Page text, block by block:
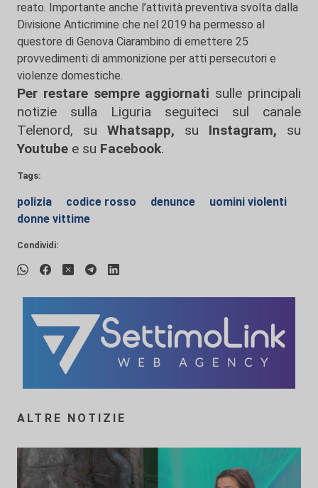
reato. Importante anche l’attività preventiva svolta dalla
Divisione Anticrimine che nel 2019 ha permesso al
questore di Genova Ciarambino di emettere 25
provvedimenti di ammonizione per atti persecutori e
violenze domestiche.
Per restare sempre aggiornati sulle principali
notizie sulla Liguria seguiteci sul canale
Telenord, su
Whatsapp, su Instagram, su
Youtube e su Facebook.
Tags:
polizia codice rosso denunce
uomini violenti
donne vittime
Condividi:
ALTRE NOTIZIE